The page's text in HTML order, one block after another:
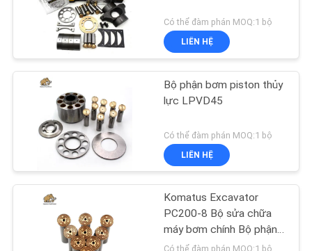
Có thể đàm phán MOQ:1 bộ
LIÊN HỆ
Bộ phận bơm piston thủy
lực LPVD45
Có thể đàm phán MOQ:1 bộ
LIÊN HỆ
Komatus Excavator
PC200-8 Bộ sửa chữa
máy bơm chính Bộ phận
máy bơm thủy lực Máy
Có thể đàm phán MOQ:1 bộ